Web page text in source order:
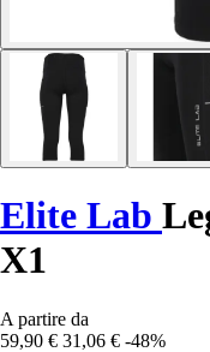
Elite Lab
X1
A partire da
59,90 € 31,06 € -48%